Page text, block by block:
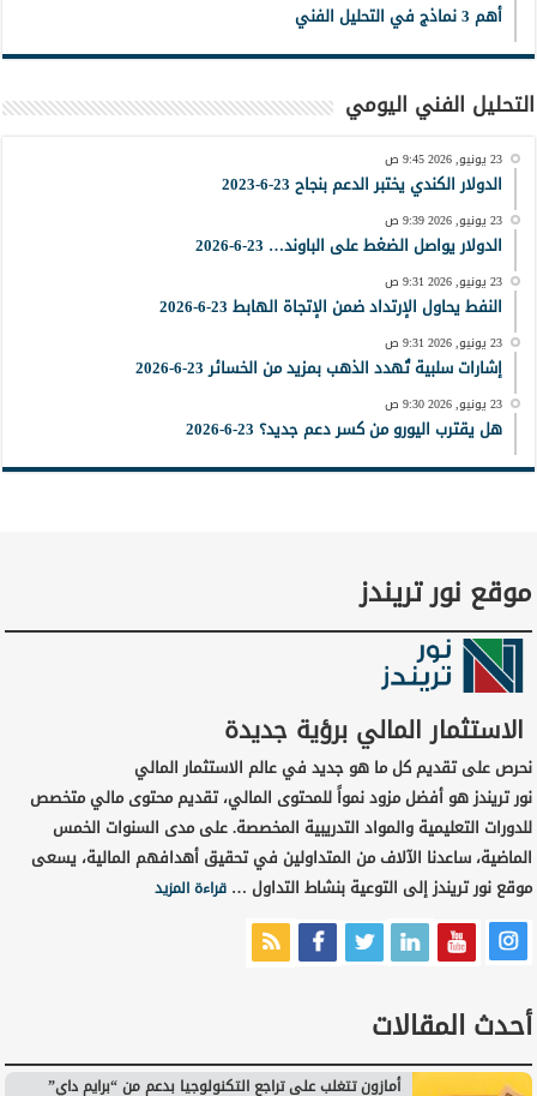
أهم 3 نماذج في التحليل الفني
التحليل الفني اليومي
23 يونيو, 2026 9:45 ص
الدولار الكندي يختبر الدعم بنجاح 23-6-2023
23 يونيو, 2026 9:39 ص
الدولار يواصل الضغط على الباوند… 23-6-2026
23 يونيو, 2026 9:31 ص
النفط يحاول الإرتداد ضمن الإتجاة الهابط 23-6-2026
23 يونيو, 2026 9:31 ص
إشارات سلبية تُهدد الذهب بمزيد من الخسائر 23-6-2026
23 يونيو, 2026 9:30 ص
هل يقترب اليورو من كسر دعم جديد؟ 23-6-2026
موقع نور تريندز
الاستثمار المالي برؤية جديدة
نحرص على تقديم كل ما هو جديد في عالم الاستثمار المالي
نور تريندز هو أفضل مزود نمواً للمحتوى المالي، تقديم محتوى مالي متخصص
للدورات التعليمية والمواد التدريبية المخصصة. على مدى السنوات الخمس
الماضية، ساعدنا الآلاف من المتداولين في تحقيق أهدافهم المالية، يسعى
موقع نور تريندز إلى التوعية بنشاط التداول …قراءة المزيد
أحدث المقالات
أمازون تتغلب على تراجع التكنولوجيا بدعم من “برايم داي”